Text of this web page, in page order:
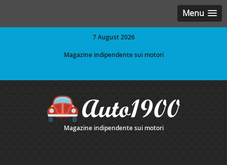
Menu
7 August 2026
Magazine indipendente sui motori
Magazine indipendente sui motori